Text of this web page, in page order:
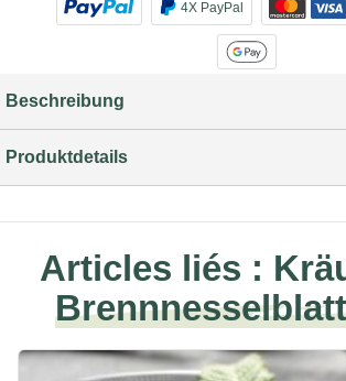
4X PayPal
Beschreibung
Produktdetails
Articles liés :